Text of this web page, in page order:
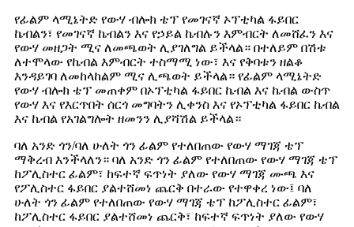
የፊልም ላሚኔትድ የውሃ ብሎክ ቴፕ የመገናኛ ኦፕቲካል ፋይበር
ኬብልን፣ የመገናኛ ኬብልን እና የኃይል ኬብሉን እምብርት ለመሸፈን እና
የውሃ መዘጋት ሚና ለመጫወት ሊያገለግል ይችላል። በተለይም በሽቱ
ለተሞላው የኬብል እምብርት ተስማሚ ነው፣ እና የቅባቱን ዘልቆ
እንዳይገባ ለመከላከልም ሚና ሊጫወት ይችላል። የፊልም ላሚኔትድ
የውሃ ብሎክ ቴፕ መጠቀም በኦፕቲካል ፋይበር ኬብል እና ኬብል ውስጥ
የውሃ እና የእርጥበት ሰርጎ መግባትን ሊቀንስ እና የኦፕቲካል ፋይበር ኬብል
እና ኬብል የአገልግሎት ዘመንን ሊያሻሽል ይችላል።
ባለ አንድ ጎን/ባለ ሁለት ጎን ፊልም የተለበጠው የውሃ ማገጃ ቴፕ
ማቅረብ እንችላለን። ባለ አንድ ጎን ፊልም የተለበጠው የውሃ ማገጃ ቴፕ
ከፖሊስተር ፊልም፣ ከፍተኛ ፍጥነት ያለው የውሃ ማገጃ ሙጫ እና
የፖሊስተር ፋይበር ያልተሸመነ ጨርቅ በተራው የተዋቀረ ነው፤ ባለ
ሁለት ጎን ፊልም የተለበጠው የውሃ ማገጃ ቴፕ ከፖሊስተር ፊልም፣
ከፖሊስተር ፋይበር ያልተሸመነ ጨርቅ፣ ከፍተኛ ፍጥነት ያለው የውሃ